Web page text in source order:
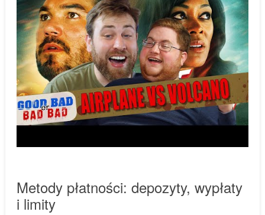
Metody płatności: depozyty, wypłaty
i limity